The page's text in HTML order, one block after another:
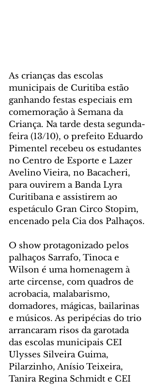
As crianças das escolas
municipais de Curitiba estão
ganhando festas especiais em
comemoração à Semana da
Criança. Na tarde desta segunda-
feira (13/10), o prefeito Eduardo
Pimentel recebeu os estudantes
no Centro de Esporte e Lazer
Avelino Vieira, no Bacacheri,
para ouvirem a Banda Lyra
Curitibana e assistirem ao
espetáculo Gran Circo Stopim,
encenado pela Cia dos Palhaços.
O show protagonizado pelos
palhaços Sarrafo, Tinoca e
Wilson é uma homenagem à
arte circense, com quadros de
acrobacia, malabarismo,
domadores, mágicas, bailarinas
e músicos. As peripécias do trio
arrancaram risos da garotada
das escolas municipais CEI
Ulysses Silveira Guima,
Pilarzinho, Anísio Teixeira,
Tanira Regina Schmidt e CEI